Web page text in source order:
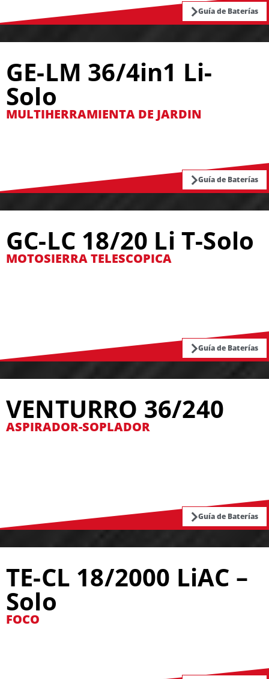
Guía de Baterías
GE-LM 36/4in1 Li-
Solo
MULTIHERRAMIENTA DE JARDIN
Guía de Baterías
GC-LC 18/20 Li T-Solo
MOTOSIERRA TELESCOPICA
Guía de Baterías
VENTURRO 36/240
ASPIRADOR-SOPLADOR
Guía de Baterías
TE-CL 18/2000 LiAC –
Solo
FOCO